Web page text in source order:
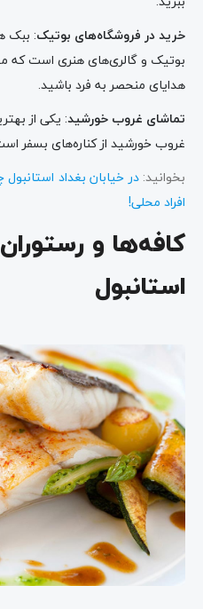
خرید در فروشگاه‌های بوتیک: ببک
بوتیک و گالری‌های هنری است که
هدایای منحصر به فرد باشید.
تماشای غروب خورشید: یکی از
غروب خورشید از کناره‌های بسفر
بخوانید:در خیابان بغداد
افراد محلی!
کافه‌ها و
استانبول